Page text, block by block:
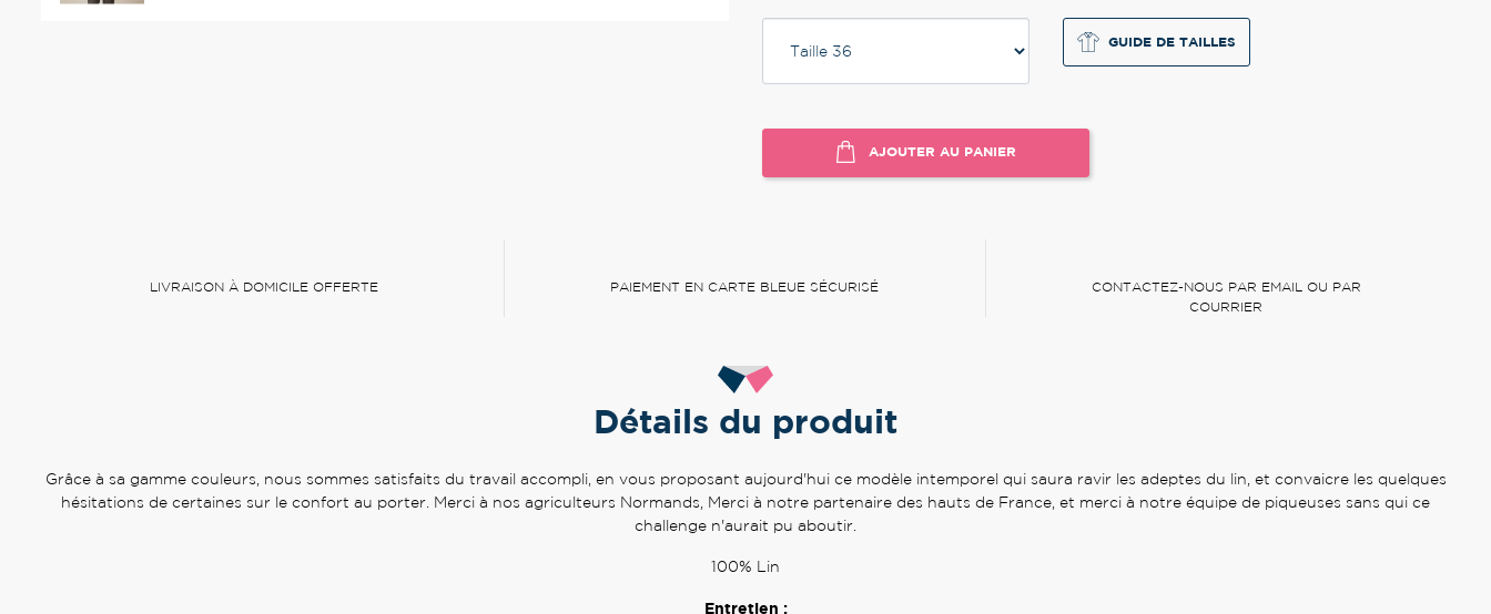
GUIDE DE TAILLES
AJOUTER AU PANIER
LIVRAISON À DOMICILE OFFERTE PAIEMENT EN CARTE BLEUE SÉCURISÉ
CONTACTEZ-NOUS PAR EMAIL OU PAR
COURRIER
Détails du produit
Grâce à sa gamme couleurs, nous sommes satisfaits du travail accompli, en vous proposant aujourd'hui ce modèle intemporel qui saura ravir les adeptes du lin, et convaicre les quelques
hésitations de certaines sur le confort au porter. Merci à nos agriculteurs Normands, Merci à notre partenaire des hauts de France, et merci à notre équipe de piqueuses sans qui ce
challenge n'aurait pu aboutir.
100% Lin
Entretien :